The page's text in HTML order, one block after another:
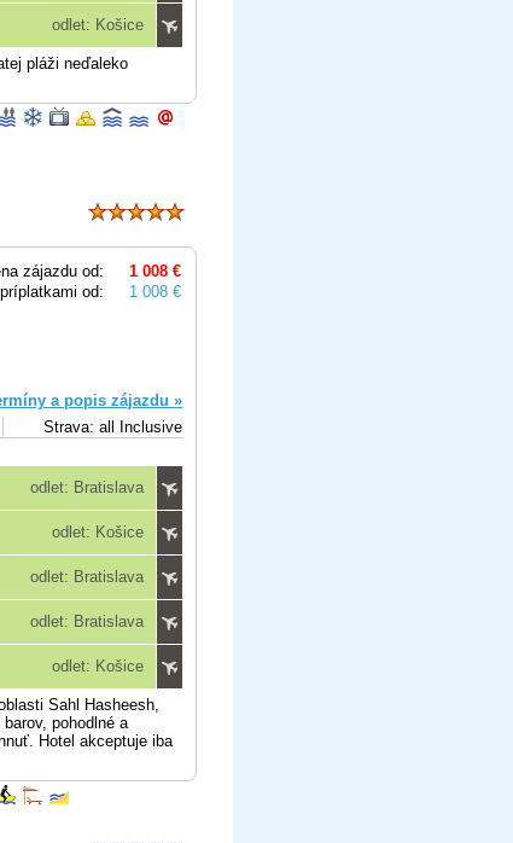
odlet: Košice
pláži neďaleko
zájazdu od:
1 008 €
od:
1 008 €
a popis zájazdu »
Strava: all Inclusive
odlet: Bratislava
odlet: Košice
odlet: Bratislava
odlet: Bratislava
odlet: Košice
Sahl Hasheesh,
pohodlné a
Hotel akceptuje iba